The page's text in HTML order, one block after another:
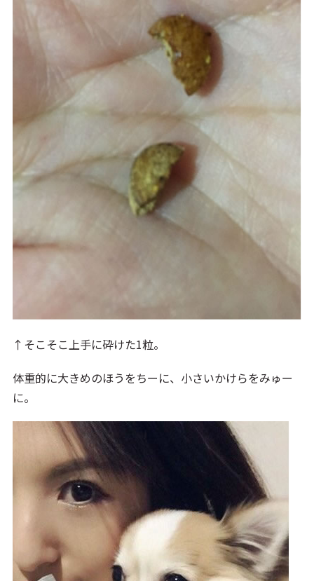
↑そこそこ上手に砕けた1粒。
体重的に大きめのほうをちーに、小さいかけらをみゅー
に。